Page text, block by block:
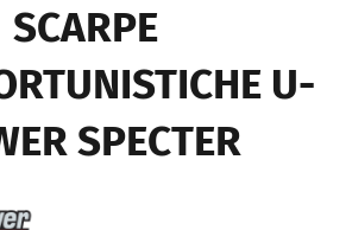
SCARPE
U-
SPECTER